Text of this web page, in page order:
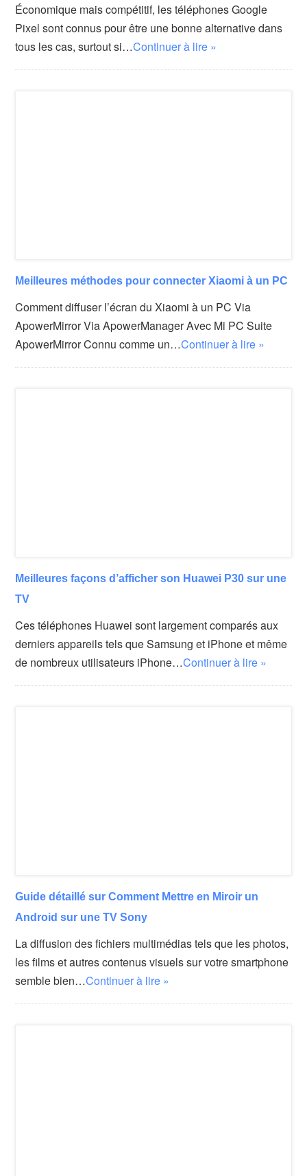
Économique mais compétitif, les téléphones Google
Pixel sont connus pour être une bonne alternative dans
tous les cas, surtout si…Continuer à lire »
Meilleures méthodes pour connecter Xiaomi à un PC
Comment diffuser l’écran du Xiaomi à un PC Via
ApowerMirror Via ApowerManager Avec Mi PC Suite
ApowerMirror Connu comme un…Continuer à lire »
Meilleures façons d’afficher son Huawei P30 sur une
TV
Ces téléphones Huawei sont largement comparés aux
derniers appareils tels que Samsung et iPhone et même
de nombreux utilisateurs iPhone…Continuer à lire »
Guide détaillé sur Comment Mettre en Miroir un
Android sur une TV Sony
La diffusion des fichiers multimédias tels que les photos,
les films et autres contenus visuels sur votre smartphone
semble bien…Continuer à lire »